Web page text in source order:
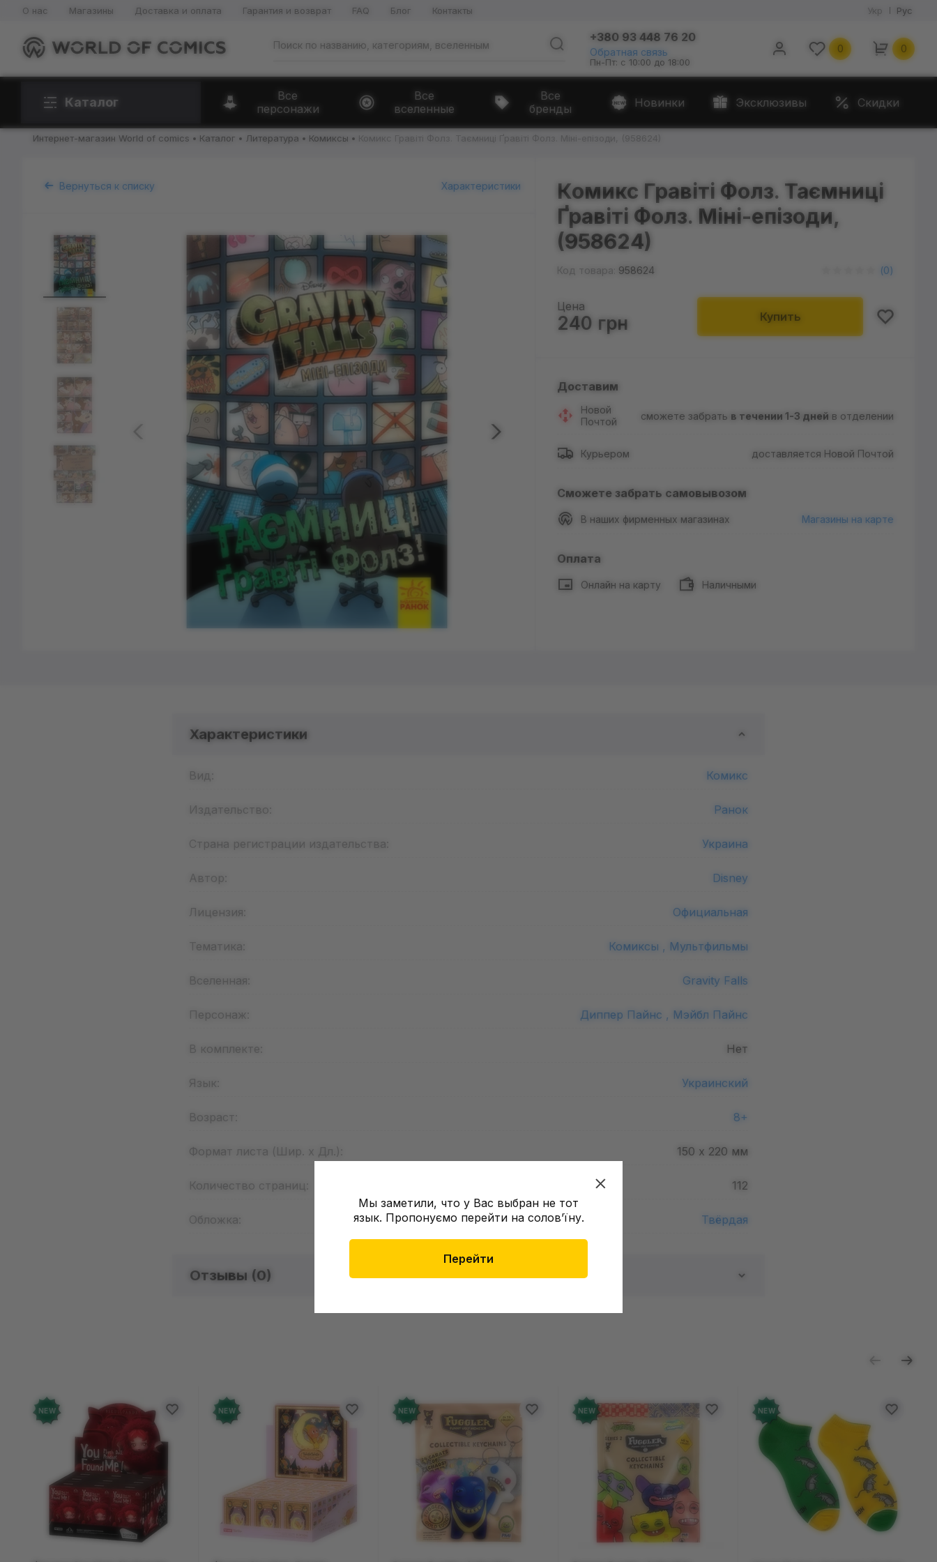
О нас Магазины Доставка и оплата Гарантия и возврат FAQ Блог Контакты Укр Рус
+380 93 448 76 20
Обратная связь
Пн-Пт: с 10:00 до 18:00
0 0
Каталог
Все
персонажи
Все
вселенные
Все
бренды
Новинки Эксклюзивы Скидки
Мы заметили, что у Вас выбран не тот
язык. Пропонуємо перейти на соловʼїну.
Перейти
Интернет-магазин World of comics Каталог Литература Комиксы Комикс Гравіті Фолз. Таємниці Ґравіті Фолз. Міні-епізоди, (958624)
Вернуться к списку Характеристики
Комикс Гравіті Фолз. Таємниці
Ґравіті Фолз. Міні-епізоди,
(958624)
Код товара: 958624 (0)
Цена
240 грн Купить
Доставим
Новой
Почтой
сможете забрать в течении 1-3 дней в отделении
Курьером доставляется Новой Почтой
Сможете забрать самовывозом
В наших фирменных магазинах Магазины на карте
Оплата
Онлайн на карту Наличными
Характеристики
Вид: Комикс
Издательство: Ранок
Страна регистрации издательства: Украина
Автор: Disney
Лицензия: Официальная
Тематика: Комиксы , Мультфильмы
Вселенная: Gravity Falls
Персонаж: Диппер Пайнс , Мэйбл Пайнс
В комплекте: Нет
Язык: Украинский
Возраст: 8+
Формат листа (Шир. х Дл.): 150 х 220 мм
Количество страниц: 112
Обложка: Твёрдая
Отзывы (0)
NEW NEW NEW NEW NEW